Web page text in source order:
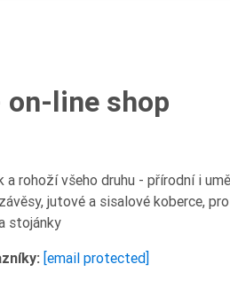
on-line shop
a rohoží všeho druhu - přírodní i
jutové a sisalové koberce,
stojánky
[email protected]